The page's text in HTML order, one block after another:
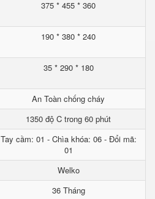
375 * 455 * 360
190 * 380 * 240
35 * 290 * 180
An Toàn chống cháy
1350 độ C trong 60 phút
Tay cầm: 01 - Chìa khóa: 06 - Đổi mã:
01
Welko
36 Tháng